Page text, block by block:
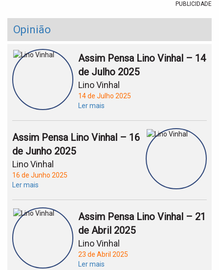
PUBLICIDADE
Opinião
Assim Pensa Lino Vinhal – 14
de Julho 2025
Lino Vinhal
14 de Julho 2025
Ler mais
Assim Pensa Lino Vinhal – 16
de Junho 2025
Lino Vinhal
16 de Junho 2025
Ler mais
Assim Pensa Lino Vinhal – 21
de Abril 2025
Lino Vinhal
23 de Abril 2025
Ler mais